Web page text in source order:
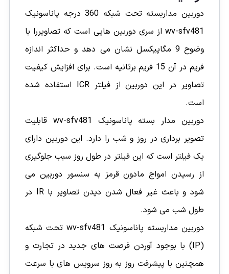
دوربین مداربسته تحت شبکه 360 درجه پاناسونیک
wv-sfv481 از سری دوربین هایی است که تصاویررا با
وضوح 9 مگاپیکسل نشان می دهد و حداکثر اندازه
فریم در آن 15 فریم برثانیه است. برای افزایش کیفیت
تصاویر در این دوربین از فیلتر ICR استفاده شده
است.
دوربین مدار بسته پاناسونیک wv-sfv481 قابلیت
تصویر برداری در روز و شب را دارد. این دوربین دارای
یک فیلتر است که این فیلتر در طول روز سبب جلوگیری
از رسیدن امواج مادون قرمز به سنسور دوربین می
شود و باعث غیر فعال شدن دیدن تصاویر با IR در
طول شب می شود.
دوربین مداربسته پاناسونیک wv-sfv481 تحت شبکه
(IP) با بوجود آوردن فرصت های جدید در تجارت و
همچنین با پیشرفت روز به روز سرویس های با سرعت